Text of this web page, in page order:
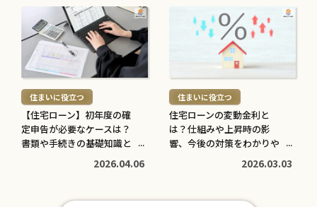
意点をわかりやすく解説
2026.05.12 2026.04.20
き
読
む
> 住まいに役立つ
【住宅ローン】初年度の確
定申告が必要なケースは？
書類や手続きの基礎知識と
2026.04.06
む
> 住まいに役立つ
住宅ローンの変動金利と
は？仕組みや上昇時の影
響、今後の対策をわかりや
2026.03.03